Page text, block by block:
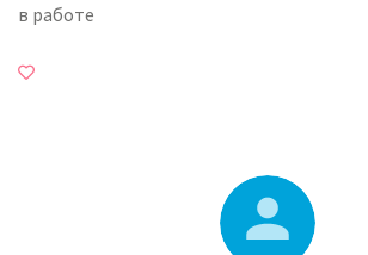
в работе